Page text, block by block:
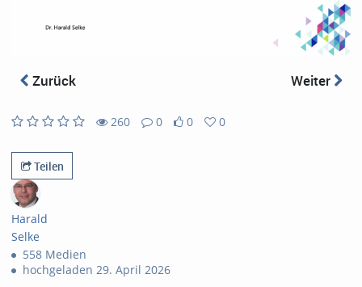
Zurück Weiter
260
views
0
Kommentare
0
likes
0
favorites
Teilen
Harald
Selke
558 Medien
hochgeladen 29. April 2026